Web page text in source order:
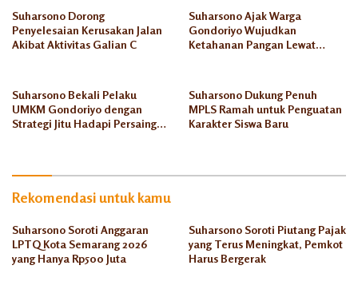
Suharsono Dorong
Penyelesaian Kerusakan Jalan
Akibat Aktivitas Galian C
Suharsono Ajak Warga
Gondoriyo Wujudkan
Ketahanan Pangan Lewat
Suharsono Bekali Pelaku
UMKM Gondoriyo dengan
Strategi Jitu Hadapi Persaingan
Suharsono Dukung Penuh
MPLS Ramah untuk Penguatan
Karakter Siswa Baru
Rekomendasi untuk kamu
Suharsono Soroti Anggaran
LPTQ Kota Semarang 2026
yang Hanya Rp500 Juta
Suharsono Soroti Piutang Pajak
yang Terus Meningkat, Pemkot
Harus Bergerak